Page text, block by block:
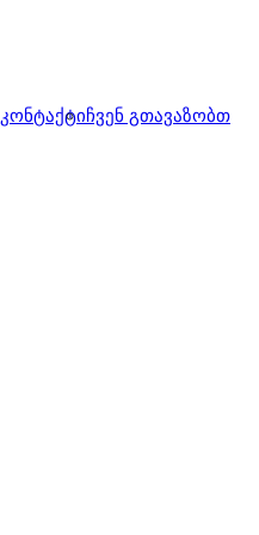
კონტაქტიჩვენ გთავაზობთ